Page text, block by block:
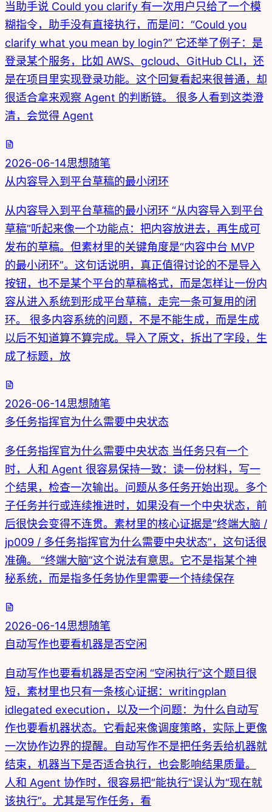
当助手说 Could you clarify 有一次用户只给了一个模
糊指令，助手没有直接执行，而是问：“Could you
clarify what you mean by login?” 它还举了例子：是
登录某个服务，比如 AWS、gcloud、GitHub CLI，还
是在项目里实现登录功能。这个回复看起来很普通，却
很适合拿来观察 Agent 的判断链。 很多人看到这类澄
清，会觉得 Agent
2026-06-14思想随笔
从内容导入到平台草稿的最小闭环
从内容导入到平台草稿的最小闭环 “从内容导入到平台
草稿”听起来像一个功能点：把内容放进去，再生成可
发布的草稿。但素材里的关键角度是“内容中台 MVP
的最小闭环”。这句话说明，真正值得讨论的不是导入
按钮，也不是某个平台的草稿格式，而是怎样让一份内
容从进入系统到形成平台草稿，走完一条可复用的闭
环。 很多内容系统的问题，不是不能生成，而是生成
以后不知道算不算完成。导入了原文，拆出了字段，生
成了标题，放
2026-06-14思想随笔
多任务指挥官为什么需要中央状态
多任务指挥官为什么需要中央状态 当任务只有一个
时，人和 Agent 很容易保持一致：读一份材料，写一
个结果，检查一次输出。问题从多任务开始出现。多个
子任务并行或连续推进时，如果没有一个中央状态，前
后很快会变得不连贯。素材里的核心证据是“终端大脑 /
jp009 / 多任务指挥官为什么需要中央状态”，这句话很
准确。 “终端大脑”这个说法有意思。它不是指某个神
秘系统，而是指多任务协作里需要一个持续保存
2026-06-14思想随笔
自动写作也要看机器是否空闲
自动写作也要看机器是否空闲 “空闲执行”这个题目很
短，素材里也只有一条核心证据：writingplan
idlegated execution，以及一个问题：为什么自动写
作也要看机器状态。它看起来像调度策略，实际上更像
一次协作边界的提醒。自动写作不是把任务丢给机器就
结束，机器当下是否适合执行，也会影响结果质量。
人和 Agent 协作时，很容易把“能执行”误认为“现在就
该执行”。尤其是写作任务，看